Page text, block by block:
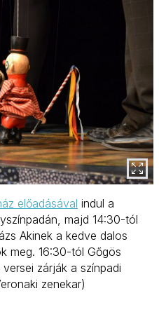
előadásával indul a
majd 14:30-tól
Akinek a kedve dalos
meg. 16:30-tól Gőgös
zárják a színpadi
zenekar)